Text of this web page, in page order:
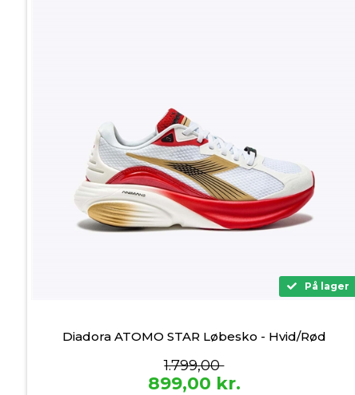
På lager
Diadora ATOMO STAR Løbesko - Hvid/Rød
1.799,00
899,00 kr.